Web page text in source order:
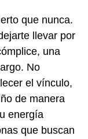
que nunca.
llevar por
una
No
el vínculo,
de manera
energía
que buscan